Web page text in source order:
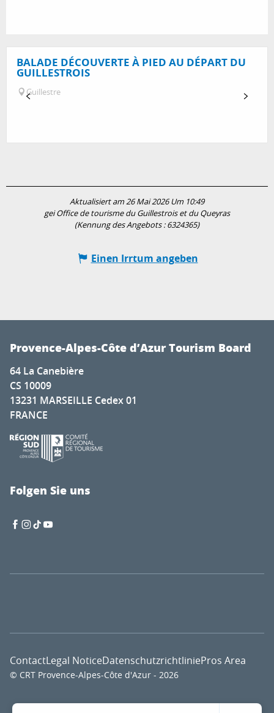
BALADE DÉCOUVERTE À PIED AU DÉPART DU
GUILLESTROIS
Guillestre
Aktualisiert am 26 Mai 2026 Um 10:49
gei Office de tourisme du Guillestrois et du Queyras
(Kennung des Angebots :6324365)
Einen Irrtum angeben
Provence-Alpes-Côte d’Azur Tourism Board
64 La Canebière
CS 10009
13231 MARSEILLE Cedex 01
FRANCE
Folgen Sie uns
© CRT Provence-Alpes-Côte d'Azur - 2026
ContactLegal NoticeDatenschutzrichtliniePros Area